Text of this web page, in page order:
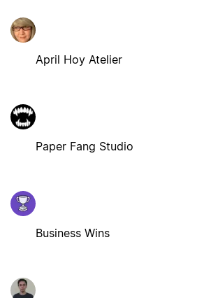
April Hoy Atelier
Paper Fang Studio
Business Wins